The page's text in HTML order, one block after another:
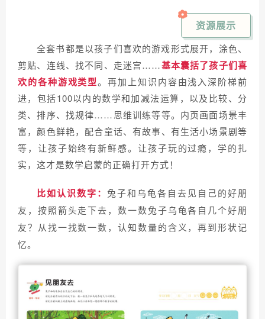
资源展示
全套书都是以孩子们喜欢的游戏形式展开，涂色、
剪贴、连线、找不同、走迷宫……基本囊括了孩子们喜
欢的各种游戏类型。再加上知识内容由浅入深阶梯前
进，包括100以内的数学和加减法运算，以及比较、分
类、排序、找规律……思维训练等等。 内页画面场景丰
富，颜色鲜艳，配合童话、有故事、有生活小场景剧等
等，让孩子始终有新鲜感。 让孩子玩的过瘾，学的扎
实，这才是数学启蒙的正确打开方式！
比如认识数字： 兔子和乌龟各自去见自己的好朋
友，按照箭头走下去，数一数兔子乌龟各自几个好朋
友？ 从找一找数一数，认知数量的含义，再到形状记
忆。